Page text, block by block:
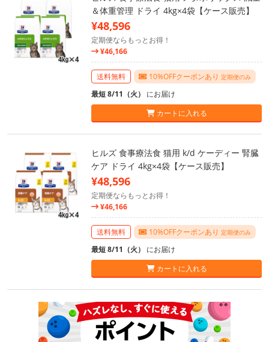
＆体重管理 ドライ 4kg×4袋【ケース販売】
¥48,596
定期便ならもっとお得！
¥46,166
送料無料 10%OFFクーポンあり 定期便のみ
最短 8/11（火） にお届け
カートに入れる
ヒルズ 食事療法食 猫用 k/d ケーディー 腎臓
ケア ドライ 4kg×4袋【ケース販売】
¥48,596
定期便ならもっとお得！
¥46,166
送料無料 10%OFFクーポンあり 定期便のみ
最短 8/11（火） にお届け
カートに入れる